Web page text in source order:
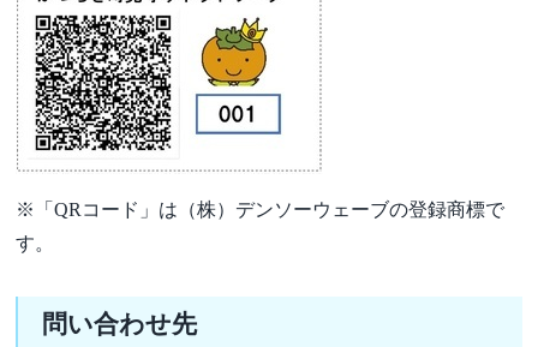
※「QRコード」は（株）デンソーウェーブの登録商標で
す。
問い合わせ先